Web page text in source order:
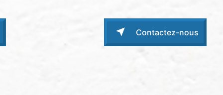
Contactez-nous